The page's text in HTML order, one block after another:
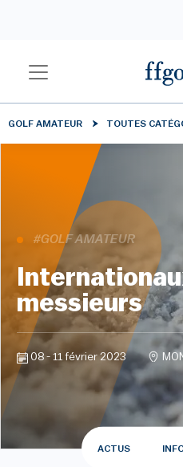
GOLF AMATEUR TOUTES
#GOLF AMATEUR
messieurs
08 - 11 février 2023
ACTUS